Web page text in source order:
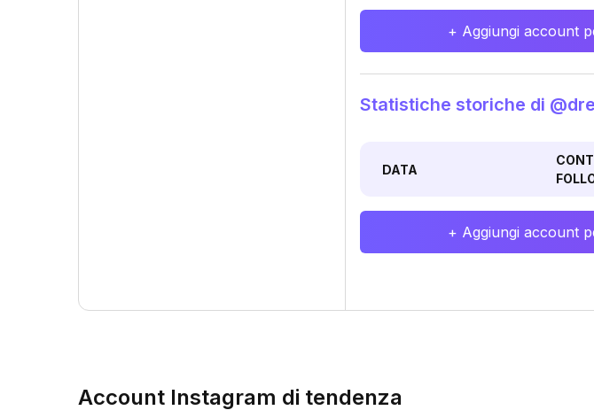
+ Aggiungi account
Statistiche storiche di
DATA
+ Aggiungi account
Account Instagram di tendenza